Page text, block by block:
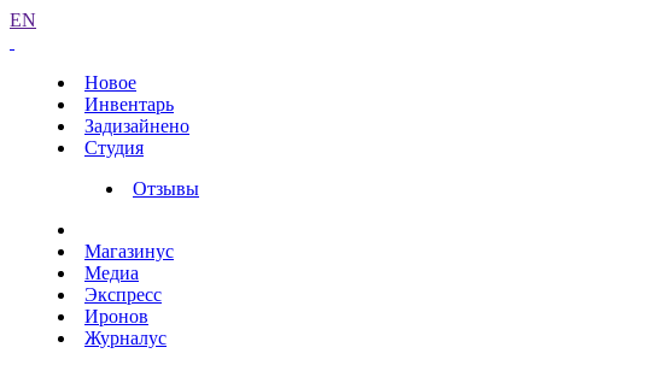
EN
Новое
Инвентарь
Задизайнено
Студия
Отзывы
Магазинус
Медиа
Экспресс
Иронов
Журналус